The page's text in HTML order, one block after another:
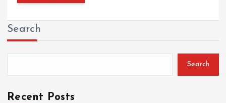
Search
Search
Recent Posts